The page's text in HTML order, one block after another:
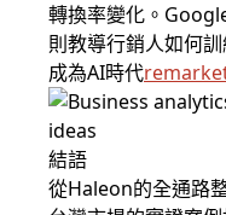
轉換率變化。
則教導行銷人如何
成為AI時代
結語
從Haleon的全通路